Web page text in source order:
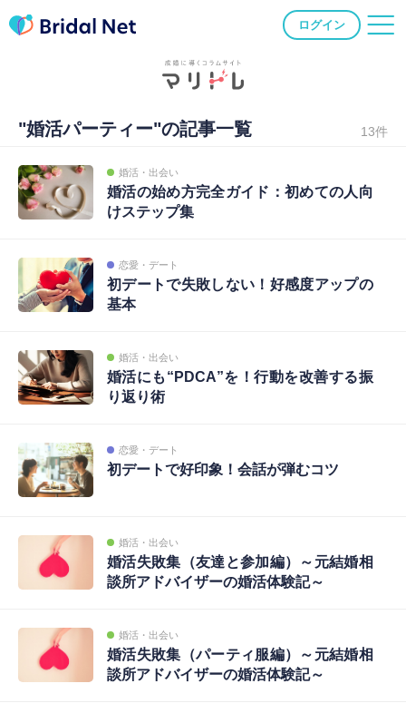
ログイン
"婚活パーティー"の記事一覧 13件
婚活・出会い
婚活の始め方完全ガイド：初めての人向
けステップ集
恋愛・デート
初デートで失敗しない！好感度アップの
基本
婚活・出会い
婚活にも“PDCA”を！行動を改善する振
り返り術
恋愛・デート
初デートで好印象！会話が弾むコツ
婚活・出会い
婚活失敗集（友達と参加編）～元結婚相
談所アドバイザーの婚活体験記～
婚活・出会い
婚活失敗集（パーティ服編）～元結婚相
談所アドバイザーの婚活体験記～